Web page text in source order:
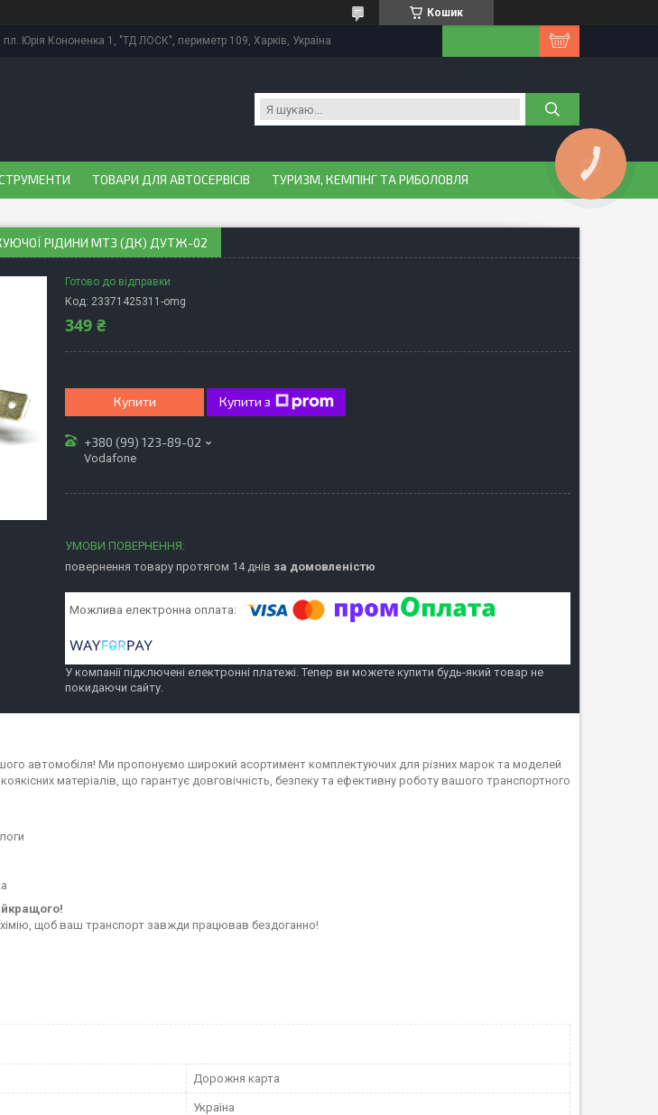
Кошик
пл. Юрія Кононенка 1, "ТД ЛОСК", периметр 109, Харків, Україна
ТОВАРИ ДЛЯ АВТОСЕРВІСІВ ТУРИЗМ, КЕМПІНГ ТА РИБОЛОВЛЯ
РІДИНИ МТЗ (ДК) ДУТЖ-02
Готово до відправки
Код: 23371425311-omg
349 ₴
Купити Купити з
+380 (99) 123-89-02
Vodafone
повернення товару протягом 14 днів за домовленістю
У компанії підключені електронні платежі. Тепер ви можете купити будь-який товар не
покидаючи сайту.
автомобіля! Ми пропонуємо широкий асортимент комплектуючих для різних марок та моделей
матеріалів, що гарантує довговічність, безпеку та ефективну роботу вашого транспортного
щоб ваш транспорт завжди працював бездоганно!
Дорожня карта
Україна
КНОПКА
ЗВ'ЯЗКУ